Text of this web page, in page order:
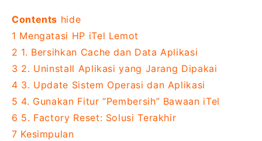
Contents hide
1 Mengatasi HP iTel Lemot
2 1. Bersihkan Cache dan Data Aplikasi
3 2. Uninstall Aplikasi yang Jarang Dipakai
4 3. Update Sistem Operasi dan Aplikasi
5 4. Gunakan Fitur “Pembersih” Bawaan iTel
6 5. Factory Reset: Solusi Terakhir
7 Kesimpulan